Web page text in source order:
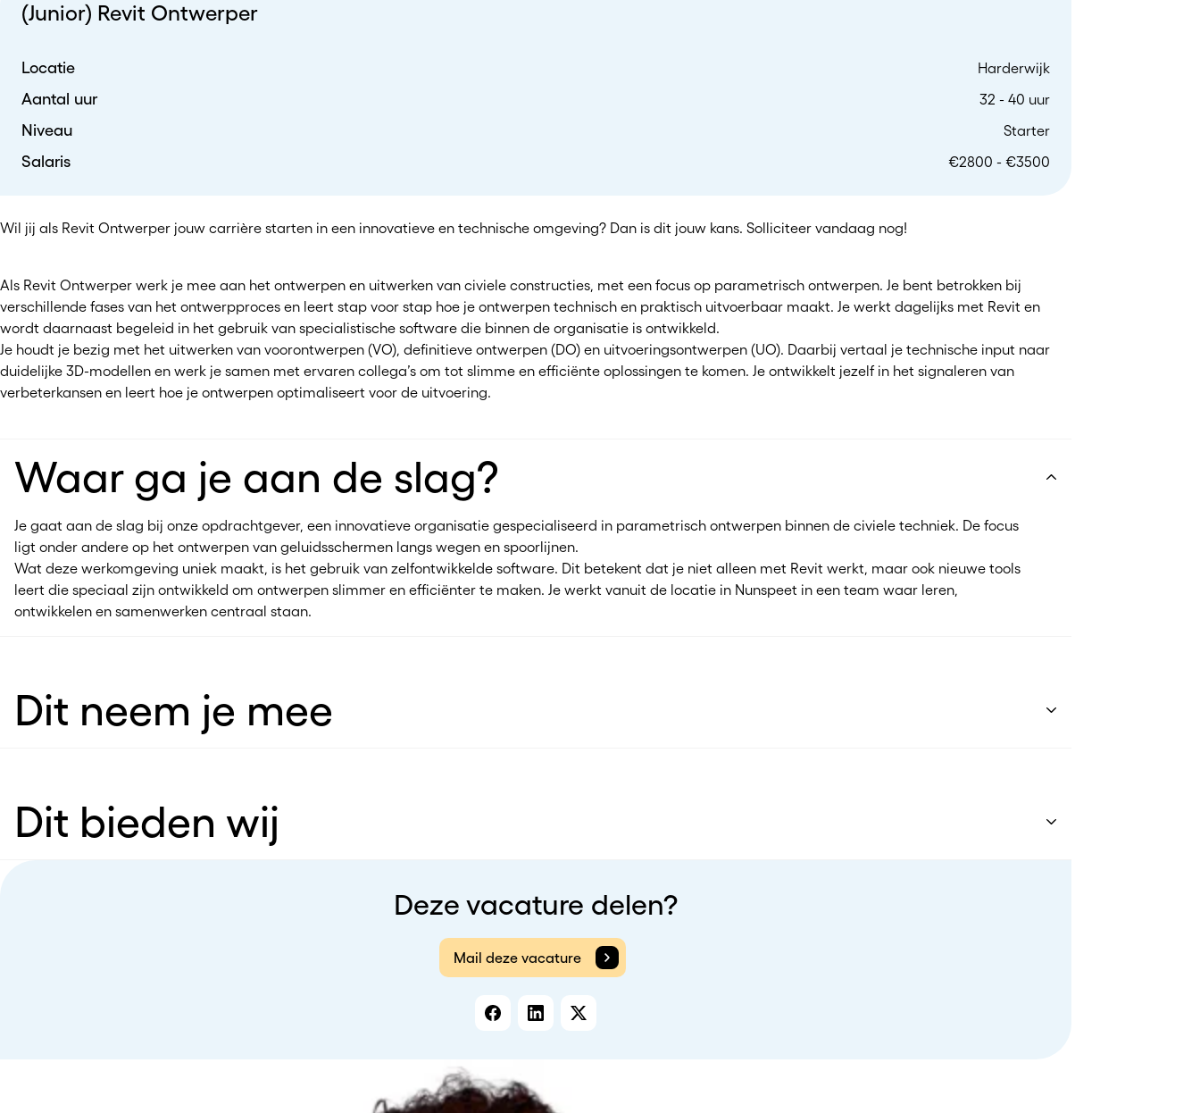
(Junior) Revit Ontwerper
Locatie Harderwijk
Aantal uur 32 - 40 uur
Niveau Starter
Salaris €2800 - €3500
Wil jij als Revit Ontwerper jouw carrière starten in een innovatieve en technische omgeving? Dan is dit jouw kans. Solliciteer vandaag nog!
Als Revit Ontwerper werk je mee aan het ontwerpen en uitwerken van civiele constructies, met een focus op parametrisch ontwerpen. Je bent betrokken bij
verschillende fases van het ontwerpproces en leert stap voor stap hoe je ontwerpen technisch en praktisch uitvoerbaar maakt. Je werkt dagelijks met Revit en
wordt daarnaast begeleid in het gebruik van specialistische software die binnen de organisatie is ontwikkeld.
Je houdt je bezig met het uitwerken van voorontwerpen (VO), definitieve ontwerpen (DO) en uitvoeringsontwerpen (UO). Daarbij vertaal je technische input naar
duidelijke 3D-modellen en werk je samen met ervaren collega’s om tot slimme en efficiënte oplossingen te komen. Je ontwikkelt jezelf in het signaleren van
verbeterkansen en leert hoe je ontwerpen optimaliseert voor de uitvoering.
Waar ga je aan de slag?
Je gaat aan de slag bij onze opdrachtgever, een innovatieve organisatie gespecialiseerd in parametrisch ontwerpen binnen de civiele techniek. De focus
ligt onder andere op het ontwerpen van geluidsschermen langs wegen en spoorlijnen.
Wat deze werkomgeving uniek maakt, is het gebruik van zelfontwikkelde software. Dit betekent dat je niet alleen met Revit werkt, maar ook nieuwe tools
leert die speciaal zijn ontwikkeld om ontwerpen slimmer en efficiënter te maken. Je werkt vanuit de locatie in Nunspeet in een team waar leren,
ontwikkelen en samenwerken centraal staan.
Dit neem je mee
Dit bieden wij
Deze vacature delen?
Mail deze vacature